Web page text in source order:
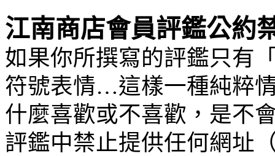
江南商店會員評鑑公約
如果你所撰寫的評鑑只有
符號表情…這樣一種純粹
什麼喜歡或不喜歡，是不
評鑑中禁止提供任何網址